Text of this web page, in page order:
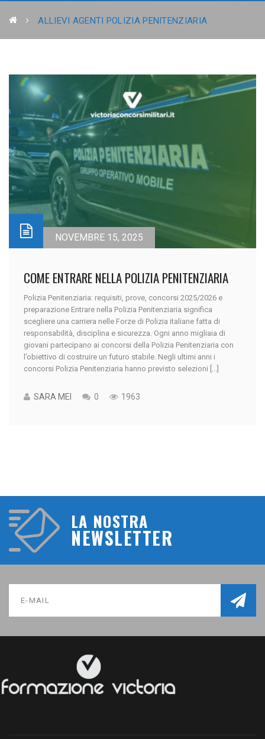
ALLIEVI AGENTI POLIZIA PENITENZIARIA
NOVEMBRE 15, 2025
COME ENTRARE NELLA POLIZIA PENITENZIARIA
Polizia Penitenziaria: requisiti, prove, concorsi 2025/2026 e
preparazione Entrare nella Polizia Penitenziaria significa
scegliere una carriera nelle Forze di Polizia italiane fatta di
responsabilità, disciplina e sicurezza. Ogni anno migliaia di
giovani partecipano ai concorsi della Polizia Penitenziaria con
l’obiettivo di costruire un futuro stabile. Negli ultimi anni i
concorsi Polizia Penitenziaria hanno previsto selezioni [...]
SARA MEI 0 1963
LA NOSTRA
NEWSLETTER